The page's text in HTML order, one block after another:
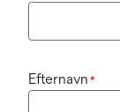
Efternavn *